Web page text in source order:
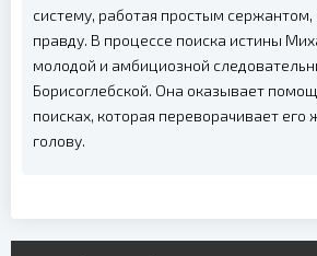
систему, работая простым сержантом,
правду. В процессе поиска истины
молодой и амбициозной
Борисоглебской. Она оказывает
поисках, которая переворачивает его
голову.